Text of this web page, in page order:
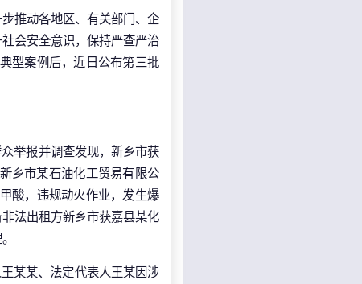
推动各地区、有关部门、企
会安全意识，保持严查严治
型案例后，近日公布第三批
举报并调查发现，新乡市获
乡市某石油化工贸易有限公
酸，违规动火作业，发生爆
法出租方新乡市获嘉县某化
某某、法定代表人王某因涉